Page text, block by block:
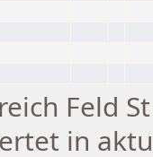
Feld
in